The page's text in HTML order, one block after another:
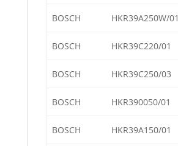
BOSCH HKR39A250W/01
BOSCH HKR39C220/01
BOSCH HKR39C250/03
BOSCH HKR390050/01
BOSCH HKR39A150/01